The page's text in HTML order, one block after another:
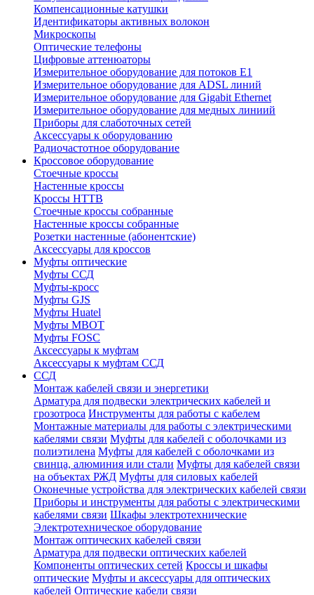
Компенсационные катушки
Идентификаторы активных волокон
Микроскопы
Оптические телефоны
Цифровые аттенюаторы
Измерительное оборудование для потоков Е1
Измерительное оборудование для ADSL линий
Измерительное оборудование для Gigabit Ethernet
Измерительное оборудование для медных линиий
Приборы для слаботочных сетей
Аксессуары к оборудованию
Радиочастотное оборудование
Кроссовое оборудование
Стоечные кроссы
Настенные кроссы
Кроссы HTTB
Стоечные кроссы собранные
Настенные кроссы собранные
Розетки настенные (абонентские)
Аксессуары для кроссов
Муфты оптические
Муфты ССД
Муфты-кросс
Муфты GJS
Муфты Huatel
Муфты МВОТ
Муфты FOSC
Аксессуары к муфтам
Аксессуары к муфтам ССД
ССД
Монтаж кабелей связи и энергетики
Арматура для подвески электрических кабелей и
грозотроса Инструменты для работы с кабелем
Монтажные материалы для работы с электрическими
кабелями связи Муфты для кабелей с оболочками из
полиэтилена Муфты для кабелей с оболочками из
свинца, алюминия или стали Муфты для кабелей связи
на объектах РЖД Муфты для силовых кабелей
Оконечные устройства для электрических кабелей связи
Приборы и инструменты для работы с электрическими
кабелями связи Шкафы электротехнические
Электротехническое оборудование
Монтаж оптических кабелей связи
Арматура для подвески оптических кабелей
Компоненты оптических сетей Кроссы и шкафы
оптические Муфты и аксессуары для оптических
кабелей Оптические кабели связи